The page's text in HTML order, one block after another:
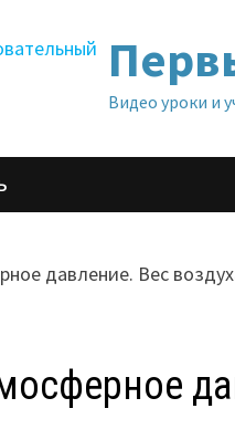
Видео уроки и